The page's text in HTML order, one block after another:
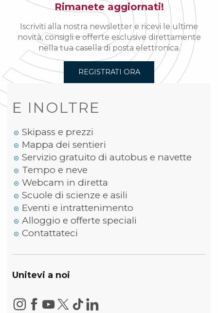
Rimanete aggiornati!
Iscriviti alla nostra newsletter e ricevi le ultime
novità, consigli e offerte esclusive direttamente
nella tua casella di posta elettronica.
REGISTRATI ORA
E INOLTRE
Skipass e prezzi
Mappa dei sentieri
Servizio gratuito di autobus e navette
Tempo e neve
Webcam in diretta
Scuole di scienze e asili
Eventi e intrattenimento
Alloggio e offerte speciali
Contattateci
Unitevi a noi